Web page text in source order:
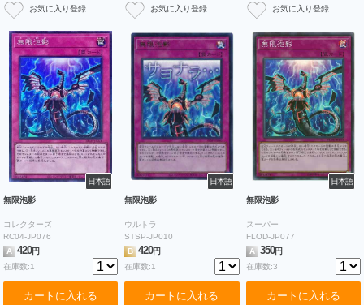
日本語
無限泡影
コレクターズ
RC04-JP076
A
420円
在庫数:1
カートに入れる
日本語
無限泡影
ウルトラ
STSP-JP010
B
420円
在庫数:1
カートに入れる
日本語
無限泡影
スーパー
FLOD-JP077
A 350円
在庫数:3
カートに入れる